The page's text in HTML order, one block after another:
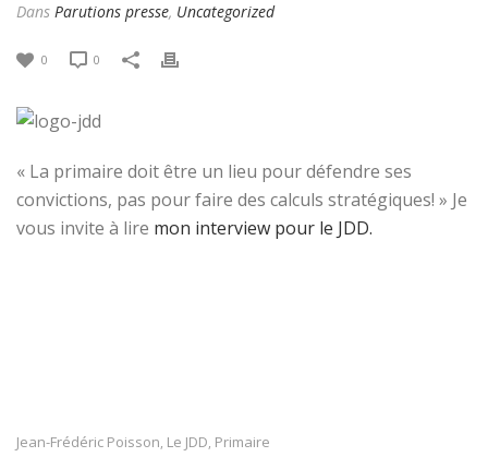
Dans Parutions presse, Uncategorized
0 0
« La primaire doit être un lieu pour défendre ses
convictions, pas pour faire des calculs stratégiques! » Je
vous invite à lire mon interview pour le JDD.
Jean-Frédéric Poisson, Le JDD, Primaire